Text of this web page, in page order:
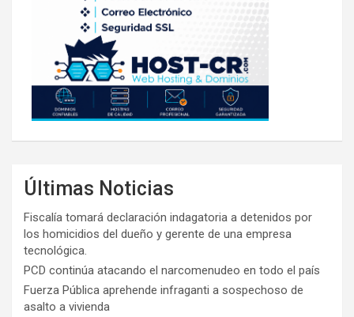
Últimas Noticias
Fiscalía tomará declaración indagatoria a detenidos por
los homicidios del dueño y gerente de una empresa
tecnológica.
PCD continúa atacando el narcomenudeo en todo el país
Fuerza Pública aprehende infraganti a sospechoso de
asalto a vivienda